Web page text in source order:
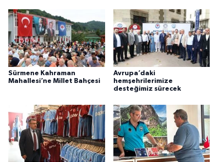
Sürmene Kahraman
Mahallesi’ne Millet Bahçesi
Avrupa’daki
hemşehrilerimize
desteğimiz sürecek